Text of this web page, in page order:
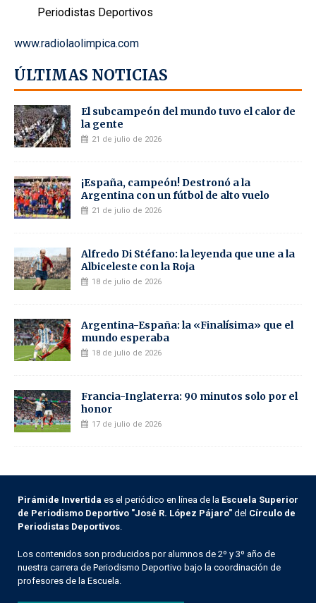
Periodistas Deportivos
www.radiolaolimpica.com
ÚLTIMAS NOTICIAS
El subcampeón del mundo tuvo el calor de
la gente
21 de julio de 2026
¡España, campeón! Destronó a la
Argentina con un fútbol de alto vuelo
21 de julio de 2026
Alfredo Di Stéfano: la leyenda que une a la
Albiceleste con la Roja
18 de julio de 2026
Argentina-España: la «Finalísima» que el
mundo esperaba
18 de julio de 2026
Francia-Inglaterra: 90 minutos solo por el
honor
17 de julio de 2026
Pirámide Invertida es el periódico en línea de la Escuela Superior
de Periodismo Deportivo "José R. López Pájaro" del Círculo de
Periodistas Deportivos
Los contenidos son producidos por alumnos de 2º y 3º año de
nuestra carrera de Periodismo Deportivo bajo la coordinación de
profesores de la Escuela.